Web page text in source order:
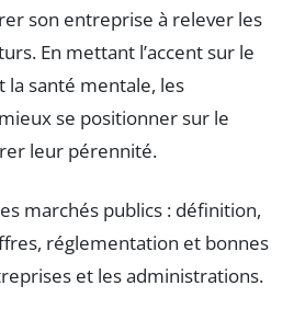
son entreprise à relever les
En mettant l’accent sur le
santé mentale, les
se positionner sur le
leur pérennité.